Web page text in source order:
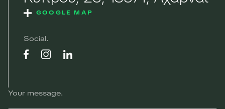
GOOGLE MAP
Social
Your message